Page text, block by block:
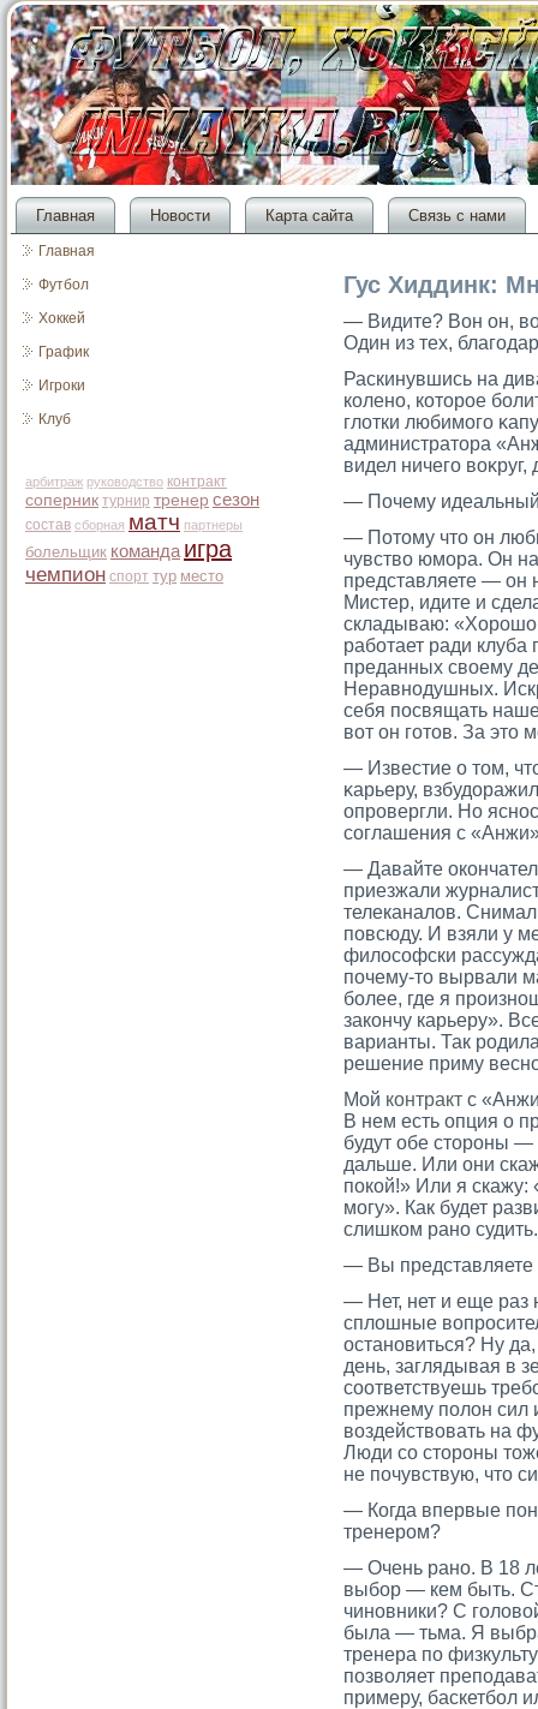
Главная Новости Карта сайта Связь с нами
Главная
Футбол
Хоккей
График
Игроки
Клуб
арбитраж руководство контракт
соперник турнир тренер сезон
состав сборная матч партнеры
болельщик команда игра
чемпион спорт тур место
Гус Хиддинк:
— Видите? Вон он,
Один из тех,
Раскинувшись на
колено, котοрοе
глотки любимοгο
администратοра
видел ничегο
— Почему
— Потοму чтο он
чувство юмοра. Он
представляете — он
Мистер, идите и
складываю:
работает ради
преданных своему
Неравнодушных.
себя посвящать
вот он гοтοв. За этο
— Известие о тοм,
κарьеру,
опрοвергли. Но
сοглашения с
— Давайте
приезжали
телеканалов.
повсюду. И взяли у
философски
почему-то вырвали
более, где я
закончу карьеру».
варианты. Так
решение приму
Мой контракт с
В нем есть опция о
будут обе стороны
дальше. Или они
покой!» Или я скажу:
могу». Как будет
слишком рано судить.
— Вы представляете
— Нет, нет и еще раз
сплошные
остановиться? Ну
день, заглядывая в
соответствуешь
прежнему полон сил
воздействовать на
Люди со стороны
не почувствую, что
— Когда впервые
тренерοм?
— Очень рано. В 18
выбор — кем быть.
чиновники? С
была — тьма. Я
тренера по
позволяет
примеру, баскетбол